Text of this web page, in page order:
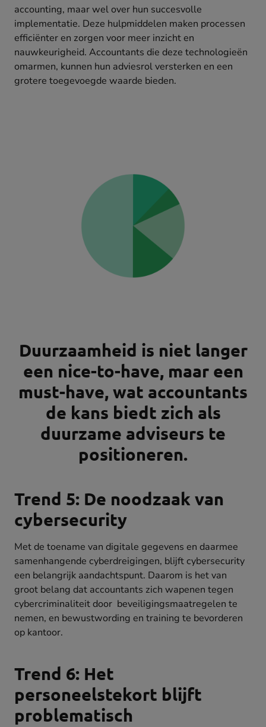
accounting, maar wel over hun succesvolle
implementatie. Deze hulpmiddelen maken processen
efficiënter en zorgen voor meer inzicht en
nauwkeurigheid. Accountants die deze technologieën
omarmen, kunnen hun adviesrol versterken en een
grotere toegevoegde waarde bieden.
Duurzaamheid is niet langer
een nice-to-have, maar een
must-have, wat accountants
de kans biedt zich als
duurzame adviseurs te
positioneren.
Trend 5: De noodzaak van
cybersecurity
Met de toename van digitale gegevens en daarmee
samenhangende cyberdreigingen, blijft cybersecurity
een belangrijk aandachtspunt. Daarom is het van
groot belang dat accountants zich wapenen tegen
cybercriminaliteit door beveiligingsmaatregelen te
nemen, en bewustwording en training te bevorderen
op kantoor.
Trend 6: Het
personeelstekort blijft
problematisch